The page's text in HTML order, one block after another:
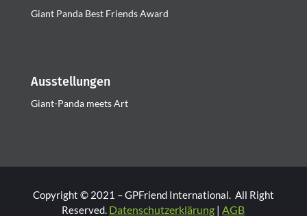
Giant Panda Best Friends Award
Ausstellungen
Giant-Panda meets Art
Copyright © 2021 – GPFriend International. All Right
Reserved. Datenschutzerklärung |AGB